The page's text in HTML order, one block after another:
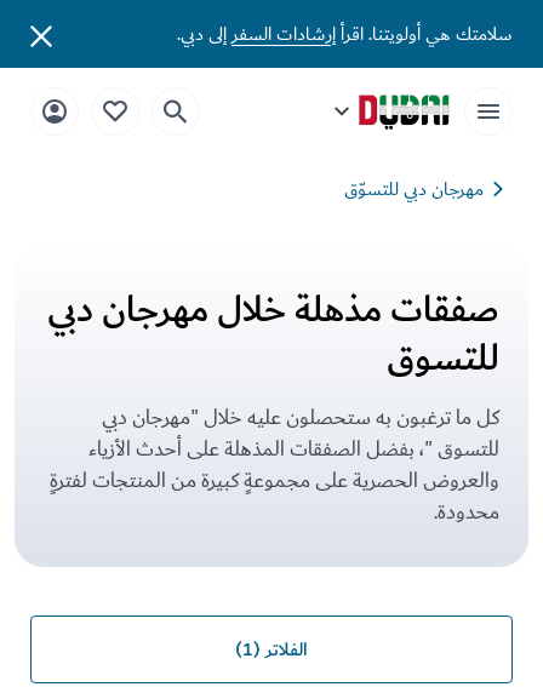
سلامتك هي أولويتنا. اقرأإرشادات السفرإلى دبي.
مهرجان دبي للتسوّق
صفقات مذهلة خلال مهرجان دبي
للتسوق
كل ما ترغبون به ستحصلون عليه خلال "مهرجان دبي
للتسوق "، بفضل الصفقات المذهلة على أحدث الأزياء
والعروض الحصرية على مجموعةٍ كبيرة من المنتجات لفترةٍ
محدودة.
الفلاتر(1)